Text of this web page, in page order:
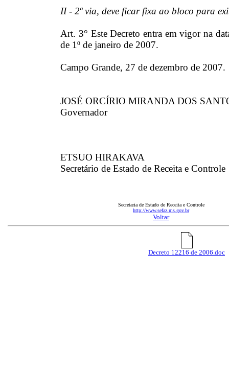
II - 2ª via, deve ficar fixa ao bloco para
Art. 3° Este Decreto entra em vigor na
de 1º de janeiro de 2007.
Campo Grande, 27 de dezembro de 2007.
JOSÉ ORCÍRIO MIRANDA DOS
Governador
ETSUO HIRAKAVA
Secretário de Estado de Receita e Controle
Secretaria de Estado de Receita e Controle
http://www.sefaz.ms.gov.br
Voltar
Decreto 12216 de 2006.doc